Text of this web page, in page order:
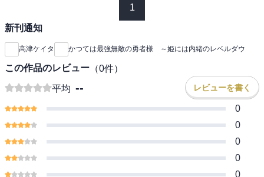
1
新刊通知
高津ケイタ かつては最強無敵の勇者様 ～姫には内緒のレベルダウ
この作品のレビュー （0件）
平均 -- レビューを書く
0
0
0
0
0